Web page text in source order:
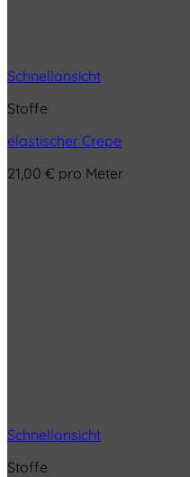
Schnellansicht
Stoffe
elastischer Crepe
21,00 € pro Meter
Schnellansicht
Stoffe